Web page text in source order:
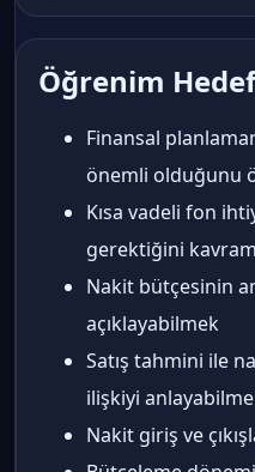
Öğrenim
Finansal
önemli olduğunu
Kısa vadeli fon
gerektiğini
Nakit bütçesinin
açıklayabilmek
Satış tahmini ile
ilişkiyi
Nakit giriş ve